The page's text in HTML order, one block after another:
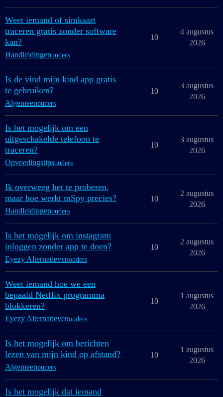
Weet iemand of simkaart
traceren gratis zonder software
kan?
Handleidingenouders
10
4 augustus
2026
Is de vind mijn kind app gratis
te gebruiken?
Algemeenouders
10
3 augustus
2026
Is het mogelijk om een
uitgeschakelde telefoon te
traceren?
Opvoedingstipsouders
10
3 augustus
2026
Ik overweeg het te proberen,
maar hoe werkt mSpy precies?
Handleidingenouders
10
2 augustus
2026
Is het mogelijk om instagram
inloggen zonder app te doen?
Eyezy Alternatievenouders
10
2 augustus
2026
Weet iemand hoe we een
bepaald Netflix programma
blokkeren?
Eyezy Alternatievenouders
10
1 augustus
2026
Is het mogelijk om berichten
lezen van mijn kind op afstand?
Algemeenouders
10
1 augustus
2026
Is het mogelijk dat iemand